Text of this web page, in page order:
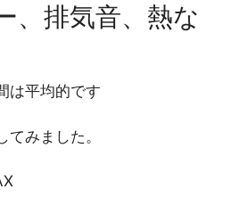
排気音、熱な
は平均的です
みました。